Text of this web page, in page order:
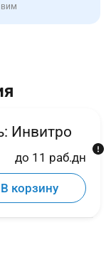
Инвитро
до 11 раб.дн
В корзину